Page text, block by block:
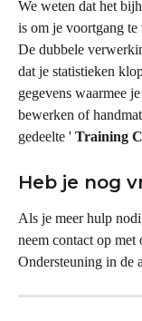
We weten dat het
is om je voortgang te
De dubbele
dat je statistieken
gegevens waarmee
bewerken of
gedeelte ' Training
Heb je nog
Als je meer hulp
neem contact op met
Ondersteuning in de